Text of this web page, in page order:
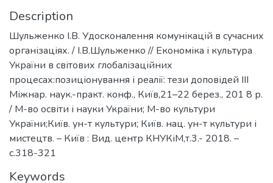
Description
Шульженко І.В. Удосконалення комунікацій в сучасних
організаціях. / І.В.Шульженко // Економіка і культура
України в світових глобалізаційних
процесах:позиціонування і реалії: тези доповідей IІІ
Міжнар. наук.-практ. конф., Київ,21–22 берез., 201 8 р.
/ М-во освіти і науки України; М-во культури
України;Київ. ун-т культури; Київ. нац. ун-т культури і
мистецтв. – Київ : Вид. центр КНУКіМ,т.3.- 2018. –
с.318-321
Keywords